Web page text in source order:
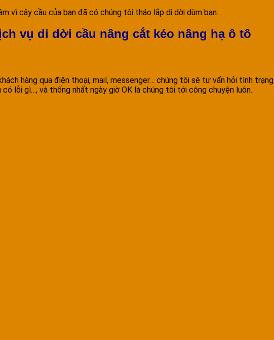
vì cây cầu của bạn đã có chúng tôi tháo lắp di dời dùm bạn.
vụ di dời cầu nâng cắt kéo nâng hạ ô tô
hàng qua điện thoại, mail, messenger… chúng tôi sẽ tư vấn hỏi tình
lỗi gì…, và thống nhất ngày giờ OK là chúng tôi tới công chuyện luôn.